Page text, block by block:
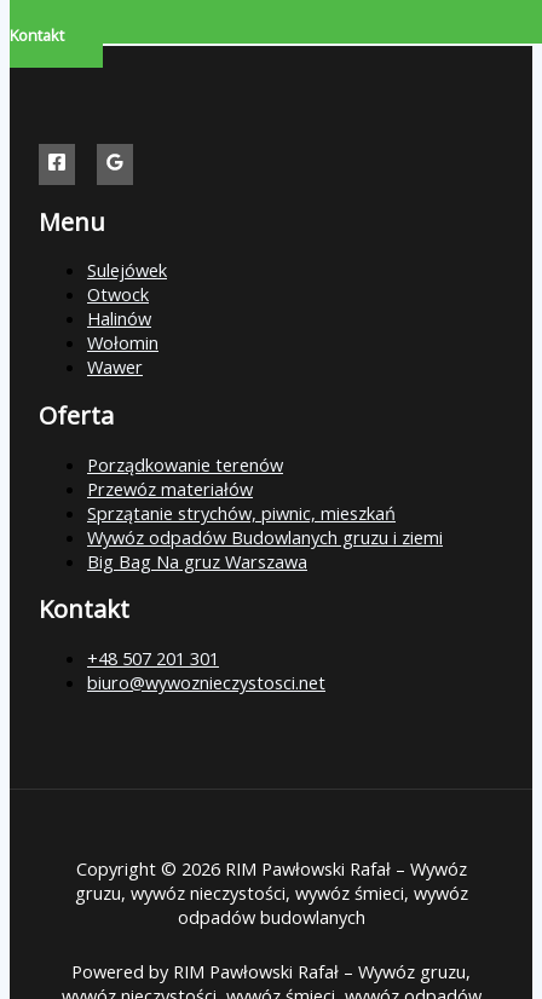
Kontakt
Menu
Sulejówek
Otwock
Halinów
Wołomin
Wawer
Oferta
Porządkowanie terenów
Przewóz materiałów
Sprzątanie strychów, piwnic, mieszkań
Wywóz odpadów Budowlanych gruzu i ziemi
Big Bag Na gruz Warszawa
Kontakt
+48 507 201 301
biuro@wywoznieczystosci.net
Copyright © 2026 RIM Pawłowski Rafał – Wywóz
gruzu, wywóz nieczystości, wywóz śmieci, wywóz
odpadów budowlanych
Powered by RIM Pawłowski Rafał – Wywóz gruzu,